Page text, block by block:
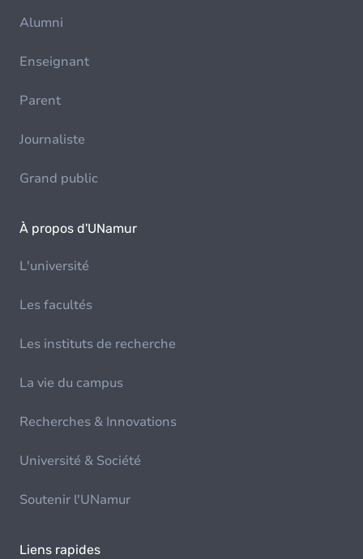
Alumni
Enseignant
Parent
Journaliste
Grand public
À propos d'UNamur
L'université
Les facultés
Les instituts de recherche
La vie du campus
Recherches & Innovations
Université & Société
Soutenir l'UNamur
Liens rapides